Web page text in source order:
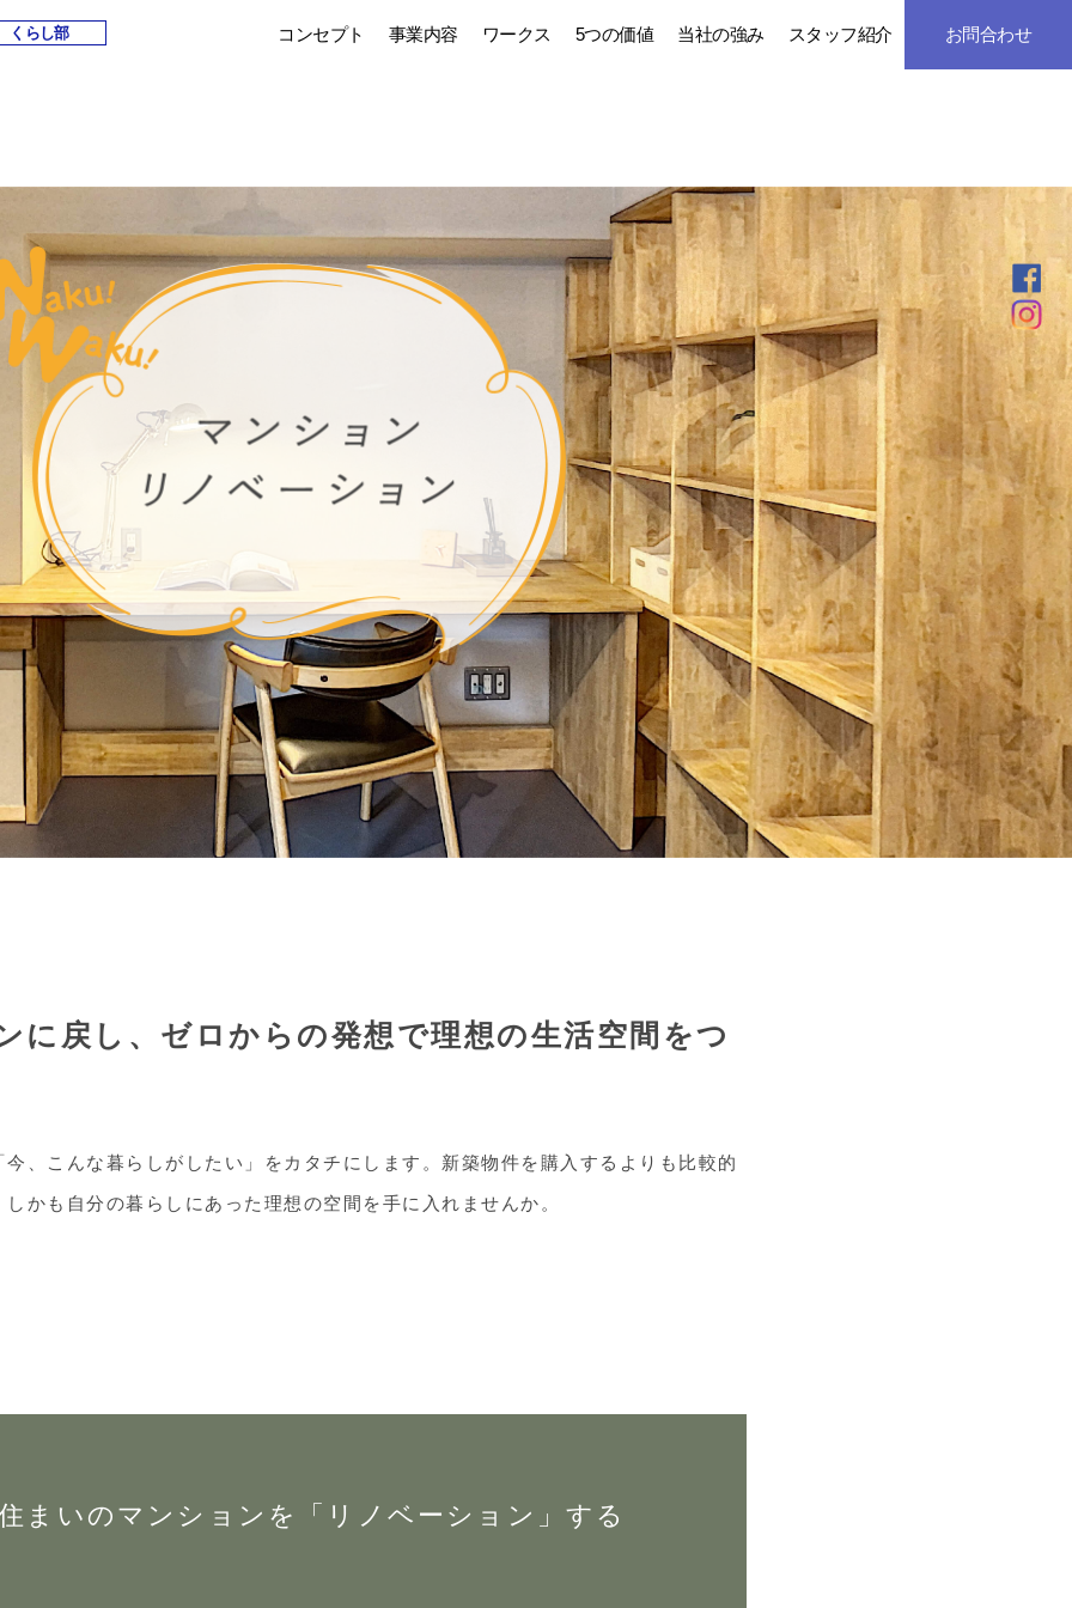
くらし部 コンセプト 事業内容 ワークス 5つの価値 当社の強み スタッフ紹介 お問合わせ
に戻し、ゼロからの発想で理想の生活空間をつ
、こんな暮らしがしたい」をカタチにします。新築物件を購入するよりも比較的
かも自分の暮らしにあった理想の空間を手に入れませんか。
まいのマンションを「リノベーション」する